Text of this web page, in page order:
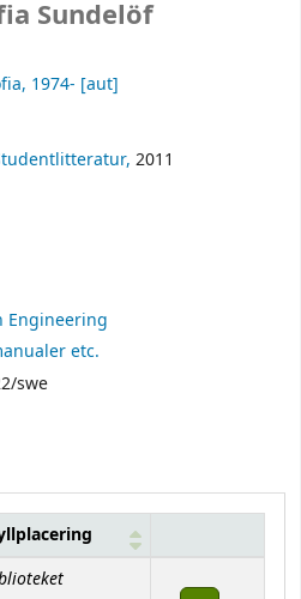
Sundelöf
, 1974- [aut]
2011
Engineering
etc.
swe